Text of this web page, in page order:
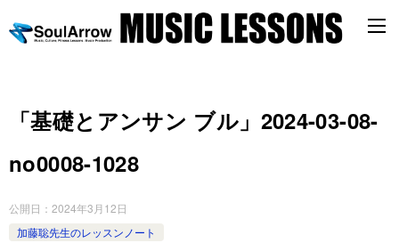
「基礎とアンサン ブル」2024-03-08-
no0008-1028
公開日： 2024年3月12日
加藤聡先生のレッスンノート